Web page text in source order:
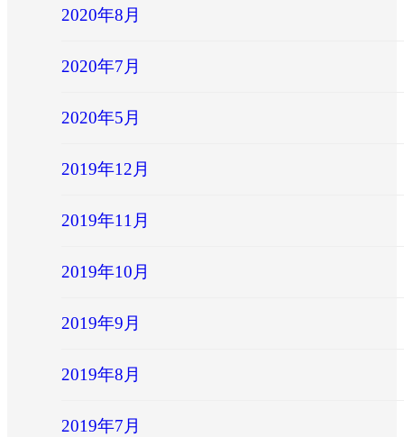
2020年8月
2020年7月
2020年5月
2019年12月
2019年11月
2019年10月
2019年9月
2019年8月
2019年7月